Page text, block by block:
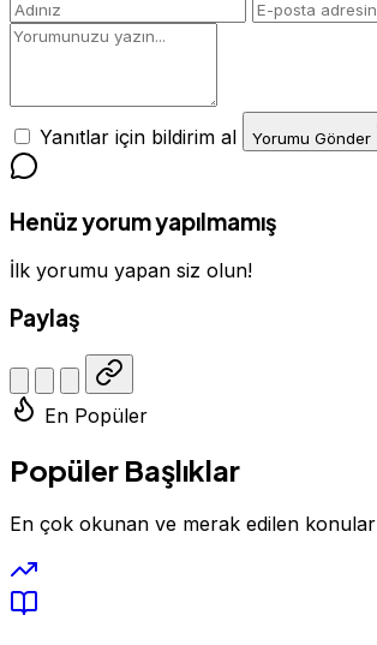
Yanıtlar için bildirim al Yorumu Gönder
Henüz yorum yapılmamış
İlk yorumu yapan siz olun!
Paylaş
En Popüler
Popüler Başlıklar
En çok okunan ve merak edilen konular